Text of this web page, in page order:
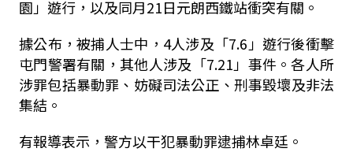
園」遊行，以及同月21日元朗西鐵站衝突有關。
據公布，被捕人士中，4人涉及「7.6」遊行後衝擊
屯門警署有關，其他人涉及「7.21」事件。各人所
涉罪包括暴動罪、妨礙司法公正、刑事毀壞及非法
集結。
有報導表示，警方以干犯暴動罪逮捕林卓廷。